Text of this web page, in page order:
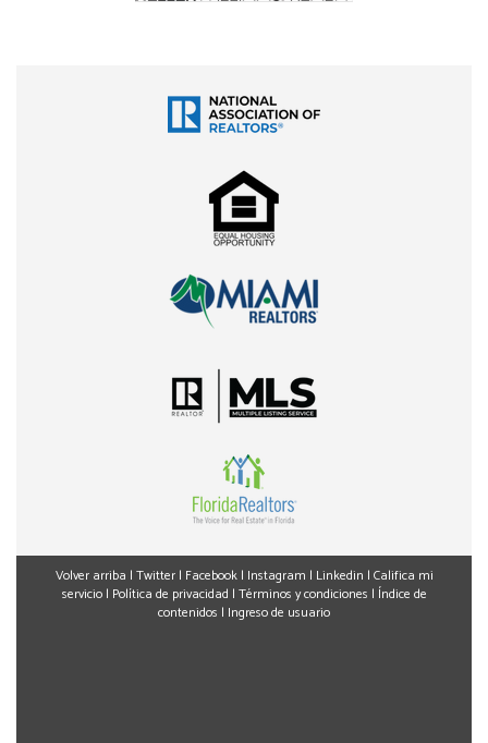
Volver arriba | Twitter| Facebook| Instagram | Linkedin | Califica mi
servicio| Política de privacidad | Términos y condiciones | Índice de
contenidos | Ingreso de usuario